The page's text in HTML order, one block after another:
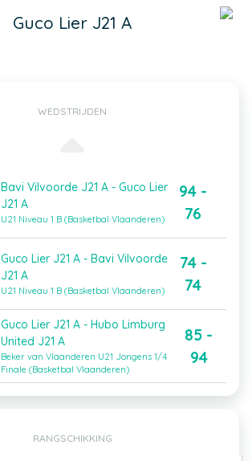
Guco Lier J21 A
WEDSTRIJDEN
Bavi Vilvoorde J21 A - Guco Lier
J21 A
U21 Niveau 1 B (Basketbal Vlaanderen)
94 -
76
Guco Lier J21 A - Bavi Vilvoorde
J21 A
U21 Niveau 1 B (Basketbal Vlaanderen)
74 -
74
Guco Lier J21 A - Hubo Limburg
United J21 A
Beker van Vlaanderen U21 Jongens 1/4
Finale (Basketbal Vlaanderen)
85 -
94
RANGSCHIKKING